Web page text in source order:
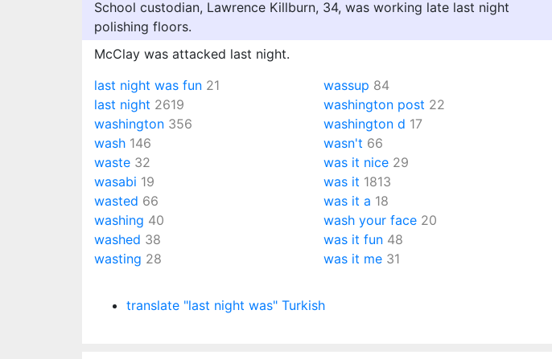
School custodian, Lawrence Killburn, 34, was working late last night
polishing floors.
McClay was attacked last night.
last night was fun 21
last night 2619
washington 356
wash 146
waste 32
wasabi 19
wasted 66
washing 40
washed 38
wasting 28
wassup 84
washington post 22
washington d 17
wasn't 66
was it nice 29
was it 1813
was it a 18
wash your face 20
was it fun 48
was it me 31
translate "last night was" Turkish